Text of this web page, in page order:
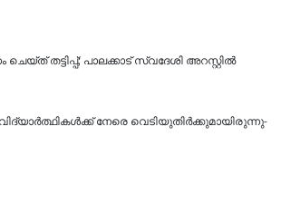
ചെയ്ത് തട്ടിപ്പ്; പാലക്കാട് സ്വദേശി അറസ്റ്റിൽ
നേരെ വെടിയുതിര്‍ക്കുമായിരുന്നു-